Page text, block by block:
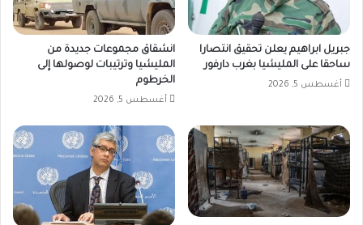
جبريل ابراهيم يعلن تحقيق انتصارا
ساحقا على المليشيا بغرب دارفور
أغسطس 5, 2026
انشقاق مجموعات جديدة من
المليشيا وترتيبات لوصولها إلى
الخرطوم
أغسطس 5, 2026